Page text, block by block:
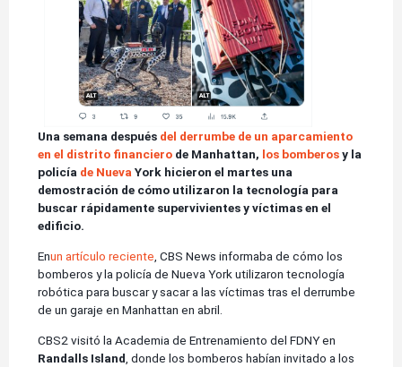
Una semana después del derrumbe de un aparcamiento
en el distrito financiero de Manhattan, los bomberosy la
policía de NuevaYork hicieron el martes una
demostración de cómo utilizaron la tecnología para
buscar rápidamente supervivientes y víctimas en el
edificio.
Enun artículo reciente , CBS News informaba de cómo los
bomberos y la policía de Nueva York utilizaron tecnología
robótica para buscar y sacar a las víctimas tras el derrumbe
de un garaje en Manhattan en abril.
CBS2 visitó la Academia de Entrenamiento del FDNY en
Randalls Island , donde los bomberos habían invitado a los